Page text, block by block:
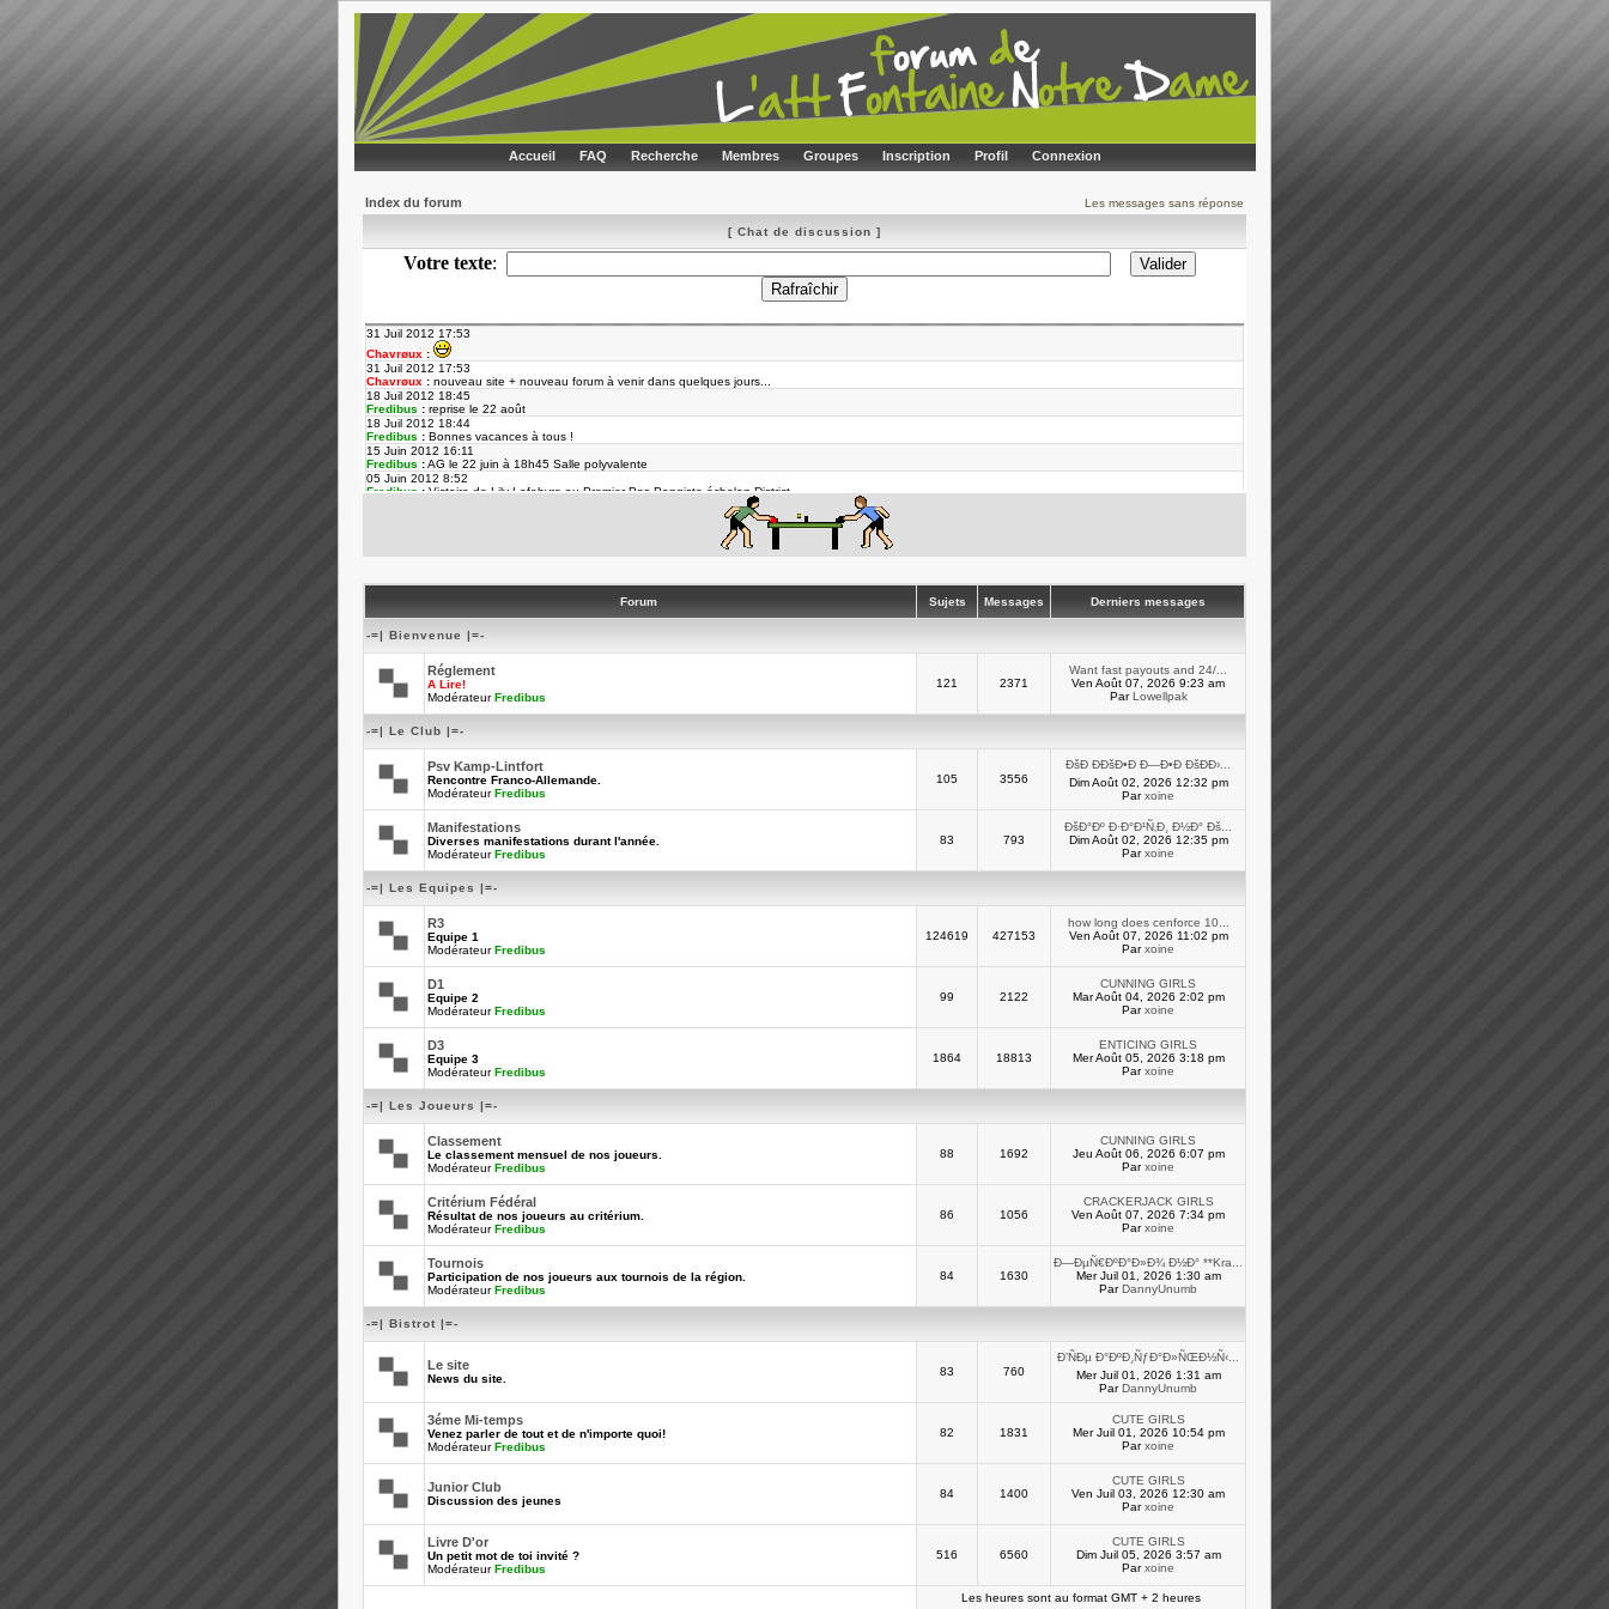
Accueil FAQ Recherche Membres Groupes Inscription Profil Connexion
Index du forum Les messages sans réponse
[ Chat de discussion ]
Forum Sujets Messages Derniers messages
-=| Bienvenue |=-
Réglement
A Lire!
ModérateurFredibus
121 2371
Want fast payouts and 24/...
Ven Août 07, 2026 9:23 am
ParLowellpak
-=| Le Club |=-
Psv Kamp-Lintfort
Rencontre Franco-Allemande.
ModérateurFredibus
105 3556
ÐšÐ ÐÐšÐ•Ð Ð—Ð•Ð ÐšÐÐ›...
Dim Août 02, 2026 12:32 pm
Parxoine
Manifestations
Diverses manifestations durant l'année.
ModérateurFredibus
83 793
ÐšÐ°Ðº Ð·Ð°Ð¹Ñ‚Ð¸ Ð½Ð° Ðš...
Dim Août 02, 2026 12:35 pm
Parxoine
-=| Les Equipes |=-
R3
Equipe 1
ModérateurFredibus
124619 427153
how long does cenforce 10...
Ven Août 07, 2026 11:02 pm
Parxoine
D1
Equipe 2
ModérateurFredibus
99 2122
CUNNING GIRLS
Mar Août 04, 2026 2:02 pm
Parxoine
D3
Equipe 3
ModérateurFredibus
1864 18813
ENTICING GIRLS
Mer Août 05, 2026 3:18 pm
Parxoine
-=| Les Joueurs |=-
Classement
Le classement mensuel de nos joueurs.
ModérateurFredibus
88 1692
CUNNING GIRLS
Jeu Août 06, 2026 6:07 pm
Parxoine
Critérium Fédéral
Résultat de nos joueurs au critérium.
ModérateurFredibus
86 1056
CRACKERJACK GIRLS
Ven Août 07, 2026 7:34 pm
Parxoine
Tournois
Participation de nos joueurs aux tournois de la région.
ModérateurFredibus
84 1630
Ð—ÐµÑ€ÐºÐ°Ð»Ð¾ Ð½Ð° **Kra...
Mer Juil 01, 2026 1:30 am
ParDannyUnumb
-=| Bistrot |=-
Le site
News du site.
83 760
Ð’ÑÐµ Ð°ÐºÐ¸ÑƒÐ°Ð»ÑŒÐ½Ñ‹...
Mer Juil 01, 2026 1:31 am
ParDannyUnumb
3éme Mi-temps
Venez parler de tout et de n'importe quoi!
ModérateurFredibus
82 1831
CUTE GIRLS
Mer Juil 01, 2026 10:54 pm
Parxoine
Junior Club
Discussion des jeunes
84 1400
CUTE GIRLS
Ven Juil 03, 2026 12:30 am
Parxoine
Livre D'or
Un petit mot de toi invité ?
ModérateurFredibus
516 6560
CUTE GIRLS
Dim Juil 05, 2026 3:57 am
Parxoine
Les heures sont au format GMT + 2 heures